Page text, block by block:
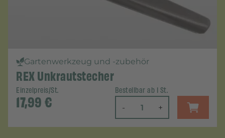
Gartenwerkzeug und -zubehör
REX Unkrautstecher
Einzelpreis/St.
17,99€
Bestellbar ab 1 St.
- +